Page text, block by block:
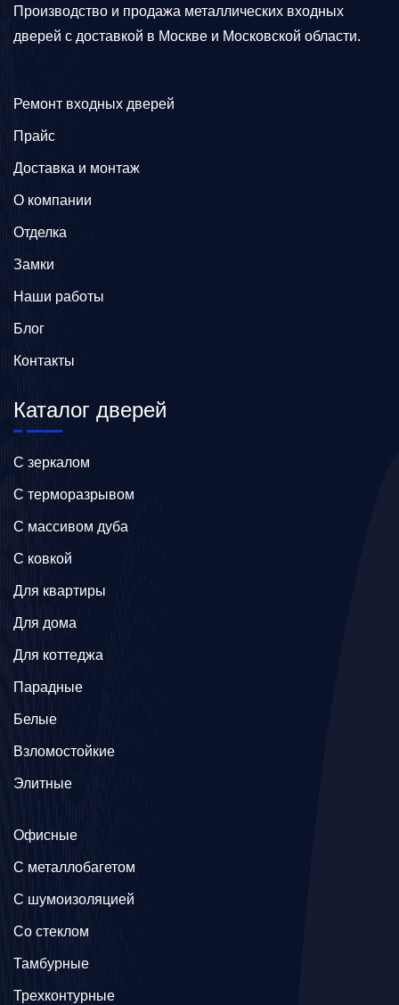
Производство и продажа металлических входных
дверей с доставкой в Москве и Московской области.
Ремонт входных дверей
Прайс
Доставка и монтаж
О компании
Отделка
Замки
Наши работы
Блог
Контакты
Каталог дверей
C зеркалом
C терморазрывом
C массивом дуба
C ковкой
Для квартиры
Для дома
Для коттеджа
Парадные
Белые
Взломостойкие
Элитные
Офисные
C металлобагетом
С шумоизоляцией
Со стеклом
Тамбурные
Трехконтурные